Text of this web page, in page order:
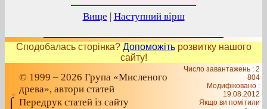
Вище | Наступний вірш
Сподобалась сторінка? Допоможітьрозвитку нашого
сайту!
© 1999 – 2026 Група «Мисленого
древа», автори статей
Передрук статей із сайту
Число завантажень : 2
804
Модифіковано :
19.08.2012
Якщо ви помітили